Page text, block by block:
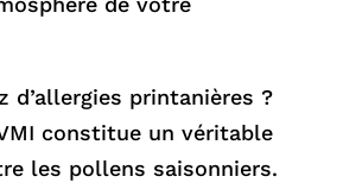
d’allergies printanières ?
constitue un véritable
les pollens saisonniers.